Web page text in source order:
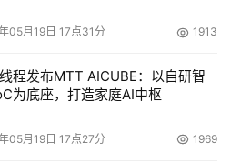
为越来越多用户的不二选择，
验，早在10年前，AMD就在游
自定义chiplet平台，以便更轻松
集成，实现高性能的定制化解决
05月19日 17点31分 1913
程发布MTT AICUBE：以自研智
为底座，打造家庭AI中枢
05月19日 17点27分 1969